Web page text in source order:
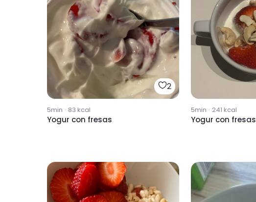
2
5min · 83 kcal
Yogur con fresas
5min · 241 kcal
Yogur con fresas